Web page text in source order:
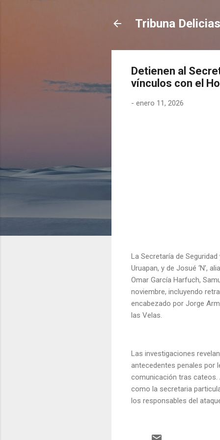
Tribuna Delicias
Detienen al
vínculos con el
- enero 11, 2026
La Secretaría de
Uruapan, y de Josué ‘N’,
Omar García Harfuch,
noviembre, incluyendo
encabezado por Jorge
las Velas.
Las investigaciones
antecedentes penales por
comunicación tras
como la secretaria
los responsables del